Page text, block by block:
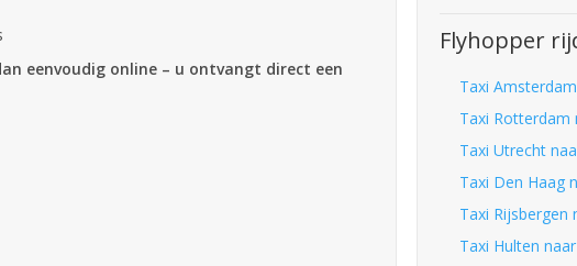
eenvoudig online – u ontvangt direct een
Flyhopper
Taxi
Taxi Rotterdam
Taxi Utrecht
Taxi Den Haag
Taxi
Taxi Hulten